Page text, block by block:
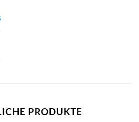
PRODUKTE